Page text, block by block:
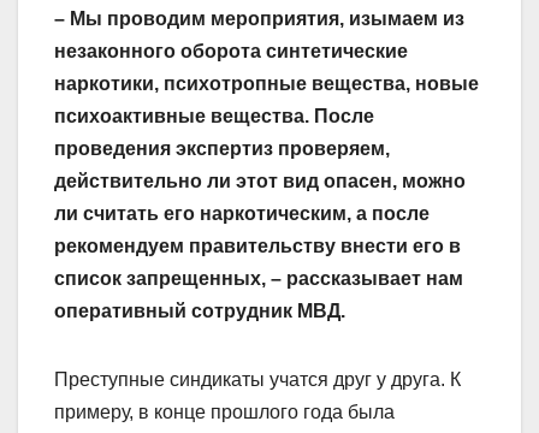
– Мы проводим мероприятия, изымаем из
незаконного оборота синтетические
наркотики, психотропные вещества, новые
психоактивные вещества. После
проведения экспертиз проверяем,
действительно ли этот вид опасен, можно
ли считать его наркотическим, а после
рекомендуем правительству внести его в
список запрещенных, – рассказывает нам
оперативный сотрудник МВД.
Преступные синдикаты учатся друг у друга. К
примеру, в конце прошлого года была